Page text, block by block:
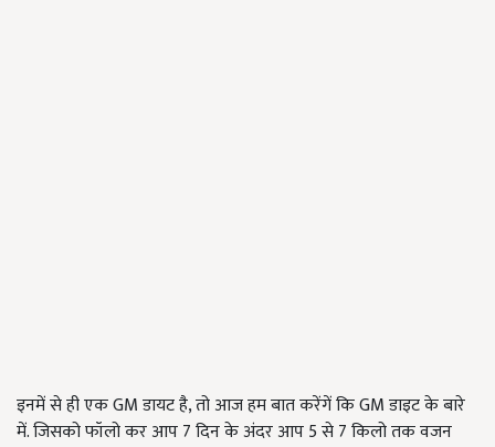
इनमें से ही एक GM डायट है, तो आज हम बात करेंगें कि GM डाइट के बारे
में. जिसको फॉलो कर आप 7 दिन के अंदर आप 5 से 7 किलो तक वजन